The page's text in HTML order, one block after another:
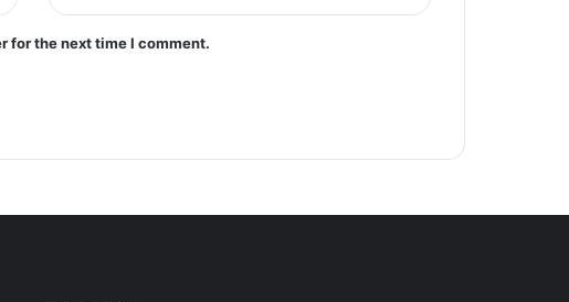
for the next time I comment.